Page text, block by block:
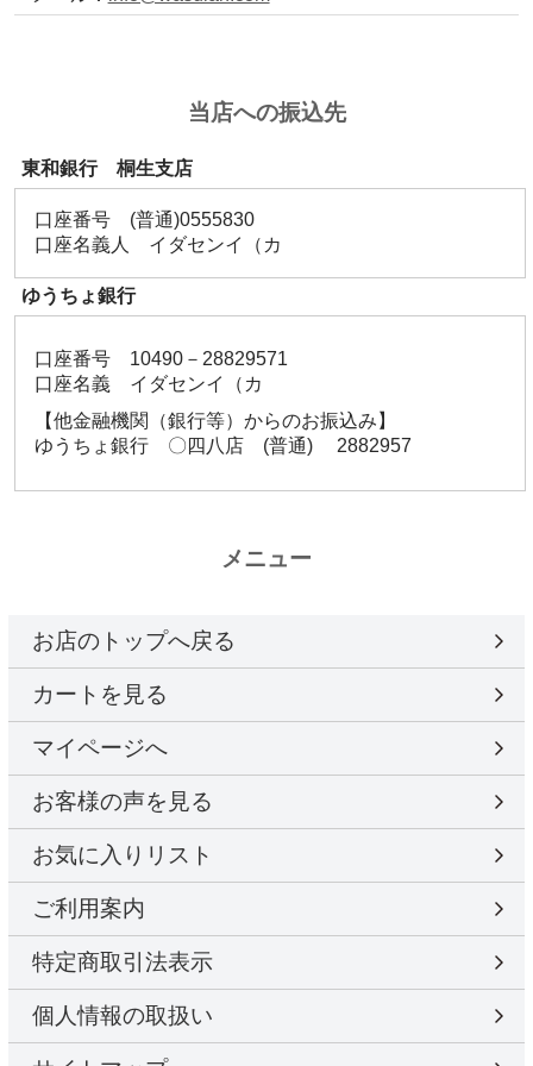
当店への振込先
東和銀行 桐生支店
口座番号 (普通)0555830
口座名義人 イダセンイ（カ
ゆうちょ銀行
口座番号 10490－28829571
口座名義 イダセンイ（カ
【他金融機関（銀行等）からのお振込み】
ゆうちょ銀行 〇四八店 (普通) 2882957
メニュー
お店のトップへ戻る
カートを見る
マイページへ
お客様の声を見る
お気に入りリスト
ご利用案内
特定商取引法表示
個人情報の取扱い